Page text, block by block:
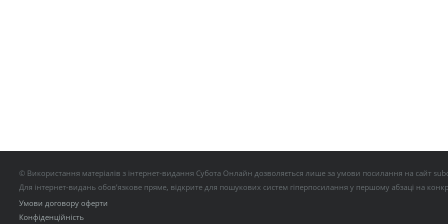
© Використання матеріалів з інтернет-видання Субота Онлайн дозволяється лише за умови посилання на сайт
Для інтернет-видань обов’язкове пряме, відкрите для пошукових систем гіперпосилання у першому абзаці на
Умови договору оферти
Конфіденційність